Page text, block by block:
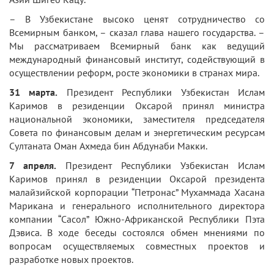
– В Узбекистане высоко ценят сотрудничество со
Всемирным банком, – сказал глава нашего государства. –
Мы рассматриваем Всемирный банк как ведущий
международный финансовый институт, содействующий в
осуществлении реформ, росте экономики в странах мира.
31 марта. Президент Республики Узбекистан Ислам
Каримов в резиденции Оксарой принял министра
национальной экономики, заместителя председателя
Совета по финансовым делам и энергетическим ресурсам
Султаната Оман Ахмеда бин Абдунаби Макки.
7 апреля. Президент Республики Узбекистан Ислам
Каримов принял в резиденции Оксарой президента
малайзийской корпорации “Петронас” Мухаммада Хасана
Марикана и генерального исполнительного директора
компании “Сасол” Южно-Африканской Республики Пэта
Дэвиса. В ходе беседы состоялся обмен мнениями по
вопросам осуществляемых совместных проектов и
разработке новых проектов.